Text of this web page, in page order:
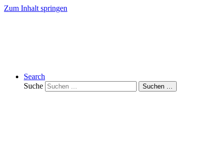
Zum Inhalt springen
Search
Suche
Suchen …